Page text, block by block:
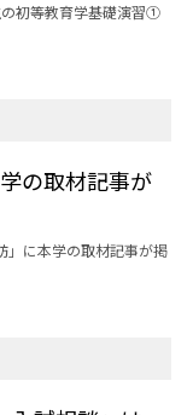
初等教育学基礎演習①
の取材記事が
」に本学の取材記事が掲